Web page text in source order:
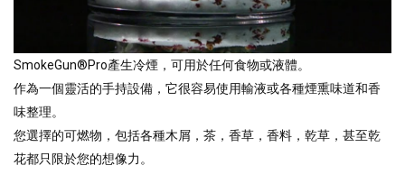
SmokeGun®Pro產生冷煙，可用於任何食物或液體。
作為一個靈活的手持設備，它很容易使用輸液或各種煙熏味道和香
味整理。
您選擇的可燃物，包括各種木屑，茶，香草，香料，乾草，甚至乾
花都只限於您的想像力。